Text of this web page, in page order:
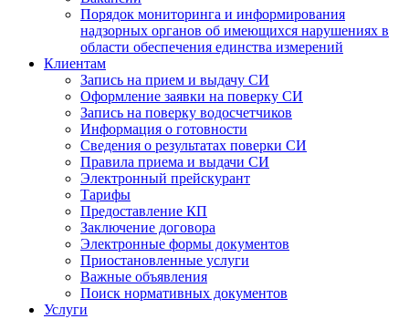
Порядок мониторинга и информирования
надзорных органов об имеющихся нарушениях в
области обеспечения единства измерений
Клиентам
Запись на прием и выдачу СИ
Оформление заявки на поверку СИ
Запись на поверку водосчетчиков
Информация о готовности
Сведения о результатах поверки СИ
Правила приема и выдачи СИ
Электронный прейскурант
Тарифы
Предоставление КП
Заключение договора
Электронные формы документов
Приостановленные услуги
Важные объявления
Поиск нормативных документов
Услуги